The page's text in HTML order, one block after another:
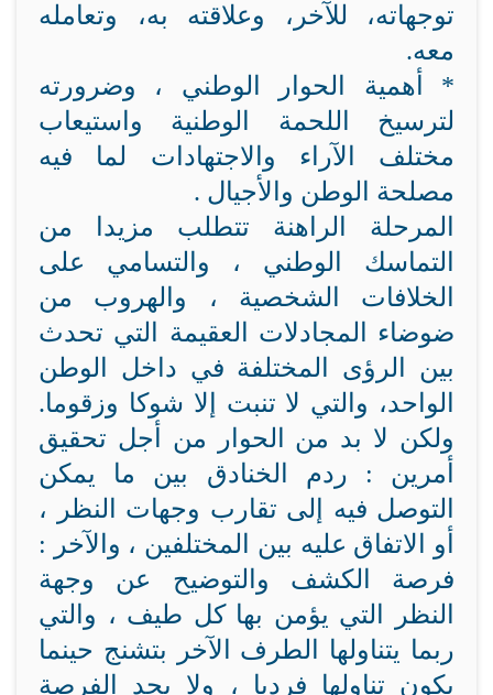
توجهاته، للآخر، وعلاقته به، وتعامله
معه.
* أهمية الحوار الوطني ، وضرورته
لترسيخ اللحمة الوطنية واستيعاب
مختلف الآراء والاجتهادات لما فيه
مصلحة الوطن والأجيال .
المرحلة الراهنة تتطلب مزيدا من
التماسك الوطني ، والتسامي على
الخلافات الشخصية ، والهروب من
ضوضاء المجادلات العقيمة التي تحدث
بين الرؤى المختلفة في داخل الوطن
الواحد، والتي لا تنبت إلا شوكا وزقوما.
ولكن لا بد من الحوار من أجل تحقيق
أمرين : ردم الخنادق بين ما يمكن
التوصل فيه إلى تقارب وجهات النظر ،
أو الاتفاق عليه بين المختلفين ، والآخر :
فرصة الكشف والتوضيح عن وجهة
النظر التي يؤمن بها كل طيف ، والتي
ربما يتناولها الطرف الآخر بتشنج حينما
يكون تناولها فرديا ، ولا يجد الفرصة